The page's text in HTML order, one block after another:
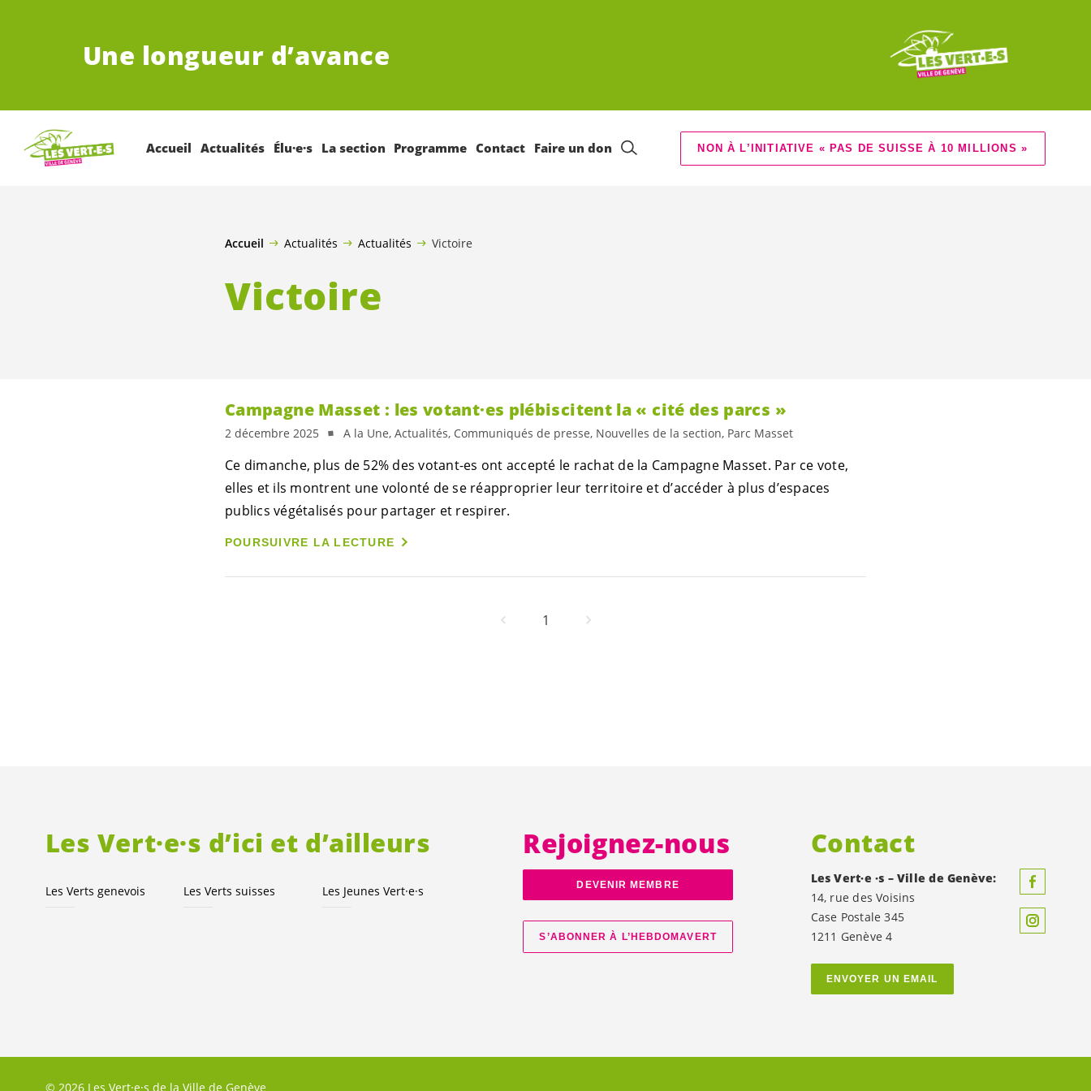
Une longueur d’avance
Accueil Actualités Élu·e·s La section Programme Contact Faire un don NON À L’INITIATIVE « PAS DE SUISSE À 10 MILLIONS »
Accueil Actualités Actualités Victoire
Victoire
Campagne Masset : les votant·es plébiscitent la « cité des parcs »
2 décembre 2025 A la Une, Actualités, Communiqués de presse, Nouvelles de la section, Parc Masset
Ce dimanche, plus de 52% desvotant-es ont accepté le rachat de la Campagne Masset. Par ce vote,
elles et ils montrent une volonté de se réapproprier leur territoire et d’accéder à plus d’espaces
publics végétalisés pour partager et respirer.
POURSUIVRE LA LECTURE
1
Les Vert·e·s d’ici et d’ailleurs
Les Verts genevois Les Verts suisses Les JeunesVert·e·s
Rejoignez-nous
DEVENIR MEMBRE
S’ABONNER À L’HEBDOMAVERT
Contact
LesVert·e ·s – Ville de Genève:
14, rue des Voisins
Case Postale 345
1211 Genève 4
ENVOYER UN EMAIL
© 2026 Les Vert·e·s de la Ville de Genève